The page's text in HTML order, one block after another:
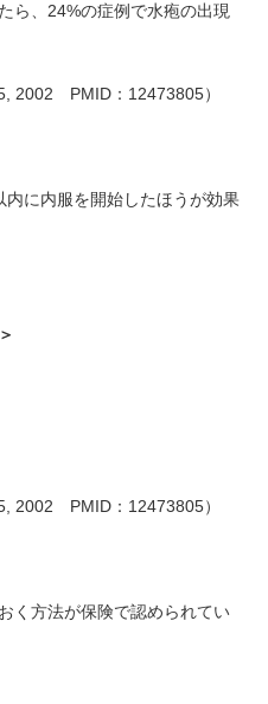
ら、24%の症例で水疱の出現
2002 PMID：12473805）
に内服を開始したほうが効果
2002 PMID：12473805）
く方法が保険で認められてい